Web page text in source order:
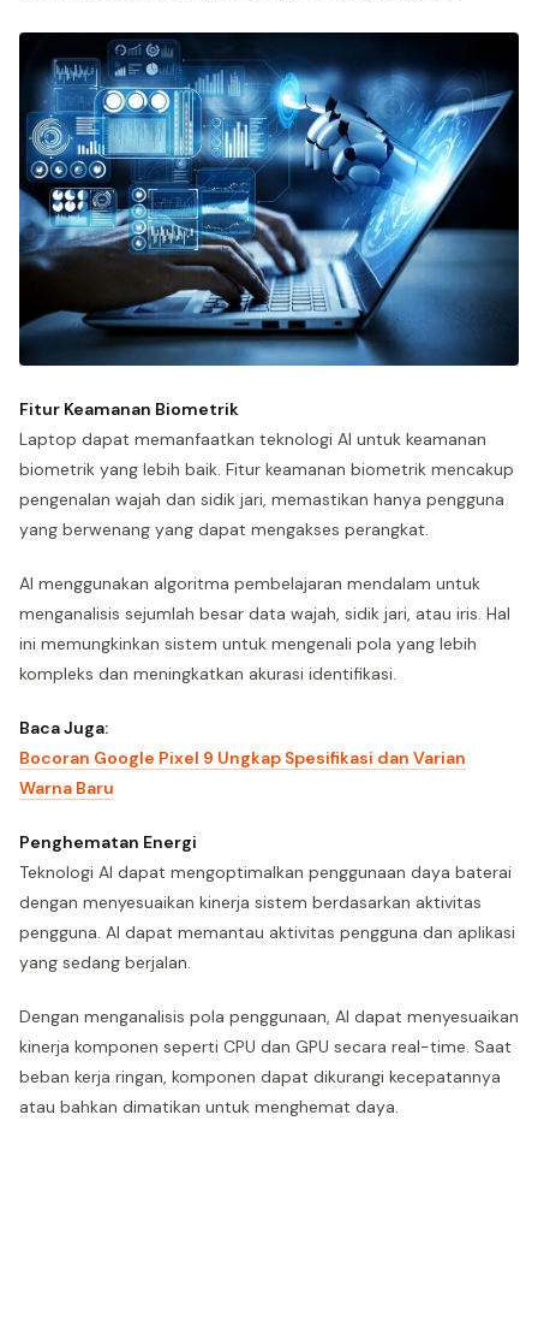
Fitur Keamanan Biometrik
Laptop dapat memanfaatkan teknologi AI untuk keamanan
biometrik yang lebih baik. Fitur keamanan biometrik mencakup
pengenalan wajah dan sidik jari, memastikan hanya pengguna
yang berwenang yang dapat mengakses perangkat.
AI menggunakan algoritma pembelajaran mendalam untuk
menganalisis sejumlah besar data wajah, sidik jari, atau iris. Hal
ini memungkinkan sistem untuk mengenali pola yang lebih
kompleks dan meningkatkan akurasi identifikasi.
Baca Juga:
Bocoran Google Pixel 9 Ungkap Spesifikasi dan Varian
Warna Baru
Penghematan Energi
Teknologi AI dapat mengoptimalkan penggunaan daya baterai
dengan menyesuaikan kinerja sistem berdasarkan aktivitas
pengguna. AI dapat memantau aktivitas pengguna dan aplikasi
yang sedang berjalan.
Dengan menganalisis pola penggunaan, AI dapat menyesuaikan
kinerja komponen seperti CPU dan GPU secara real-time. Saat
beban kerja ringan, komponen dapat dikurangi kecepatannya
atau bahkan dimatikan untuk menghemat daya.